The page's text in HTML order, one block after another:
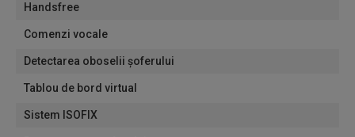
Handsfree
Comenzi vocale
Detectarea oboselii șoferului
Tablou de bord virtual
Sistem ISOFIX